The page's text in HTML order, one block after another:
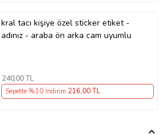
kral tacı kişiye özel sticker etiket -
adınız - araba ön arka cam uyumlu
240,00 TL
Sepette %10 İndirim 216,00 TL